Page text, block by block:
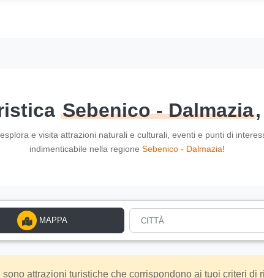
Sebenico - Dalmazia
e visita attrazioni naturali e culturali, eventi e punti di
indimenticabile nella regione Sebenico - Dalmazia!
MAPPA CITTÀ
attrazioni turistiche che corrispondono ai tuoi criteri di